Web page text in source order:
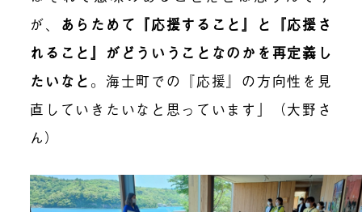
が、 あらためて『応援すること』と『応援さ
れること』がどういうことなのかを再定義し
たいなと 。海士町での『応援』の方向性を見
直していきたいなと思っています」（大野さ
ん）